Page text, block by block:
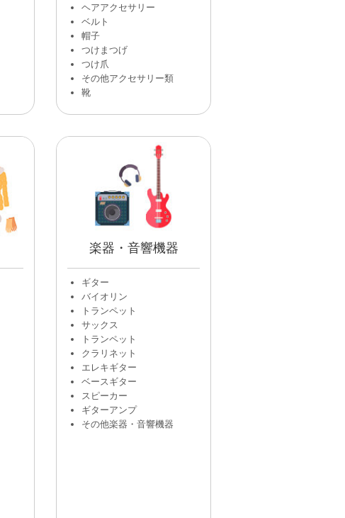
ヘアアクセサリー
ベルト
帽子
つけまつげ
つけ爪
その他アクセサリー類
靴
楽器・音響機器
ギター
バイオリン
トランペット
サックス
トランペット
クラリネット
エレキギター
ベースギター
スピーカー
ギターアンプ
その他楽器・音響機器